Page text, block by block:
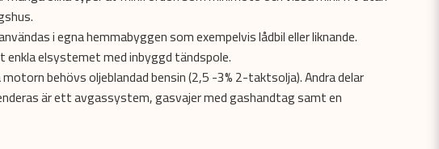
i egna hemmabyggen som exempelvis lådbil eller liknande.
enkla elsystemet med inbyggd tändspole.
behövs oljeblandad bensin (2,5 -3% 2-taktsolja). Andra delar
är ett avgassystem, gasvajer med gashandtag samt en